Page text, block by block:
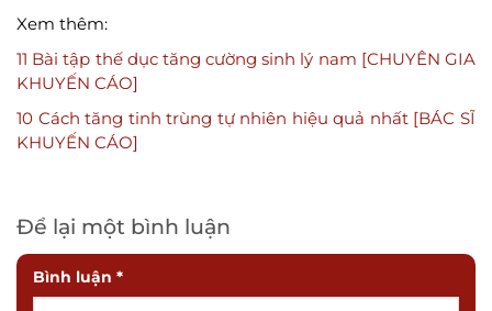
Xem thêm:
11 Bài tập thế dục tăng cường sinh lý nam [CHUYÊN GIA
KHUYẾN CÁO]
10 Cách tăng tinh trùng tự nhiên hiệu quả nhất [BÁC SĨ
KHUYẾN CÁO]
Để lại một bình luận
Bình luận *